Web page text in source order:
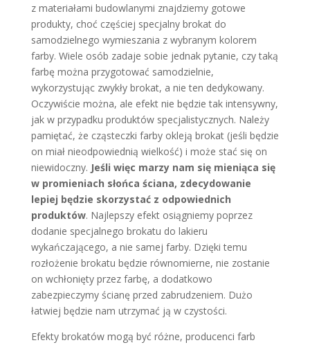
z materiałami budowlanymi znajdziemy gotowe
produkty, choć częściej specjalny brokat do
samodzielnego wymieszania z wybranym kolorem
farby. Wiele osób zadaje sobie jednak pytanie, czy taką
farbę można przygotować samodzielnie,
wykorzystując zwykły brokat, a nie ten dedykowany.
Oczywiście można, ale efekt nie będzie tak intensywny,
jak w przypadku produktów specjalistycznych. Należy
pamiętać, że cząsteczki farby okleją brokat (jeśli będzie
on miał nieodpowiednią wielkość) i może stać się on
niewidoczny. Jeśli więc marzy nam się mieniąca się
w promieniach słońca ściana, zdecydowanie
lepiej będzie skorzystać z odpowiednich
produktów. Najlepszy efekt osiągniemy poprzez
dodanie specjalnego brokatu do lakieru
wykańczającego, a nie samej farby. Dzięki temu
rozłożenie brokatu będzie równomierne, nie zostanie
on wchłonięty przez farbę, a dodatkowo
zabezpieczymy ścianę przed zabrudzeniem. Dużo
łatwiej będzie nam utrzymać ją w czystości.
Efekty brokatów mogą być różne, producenci farb